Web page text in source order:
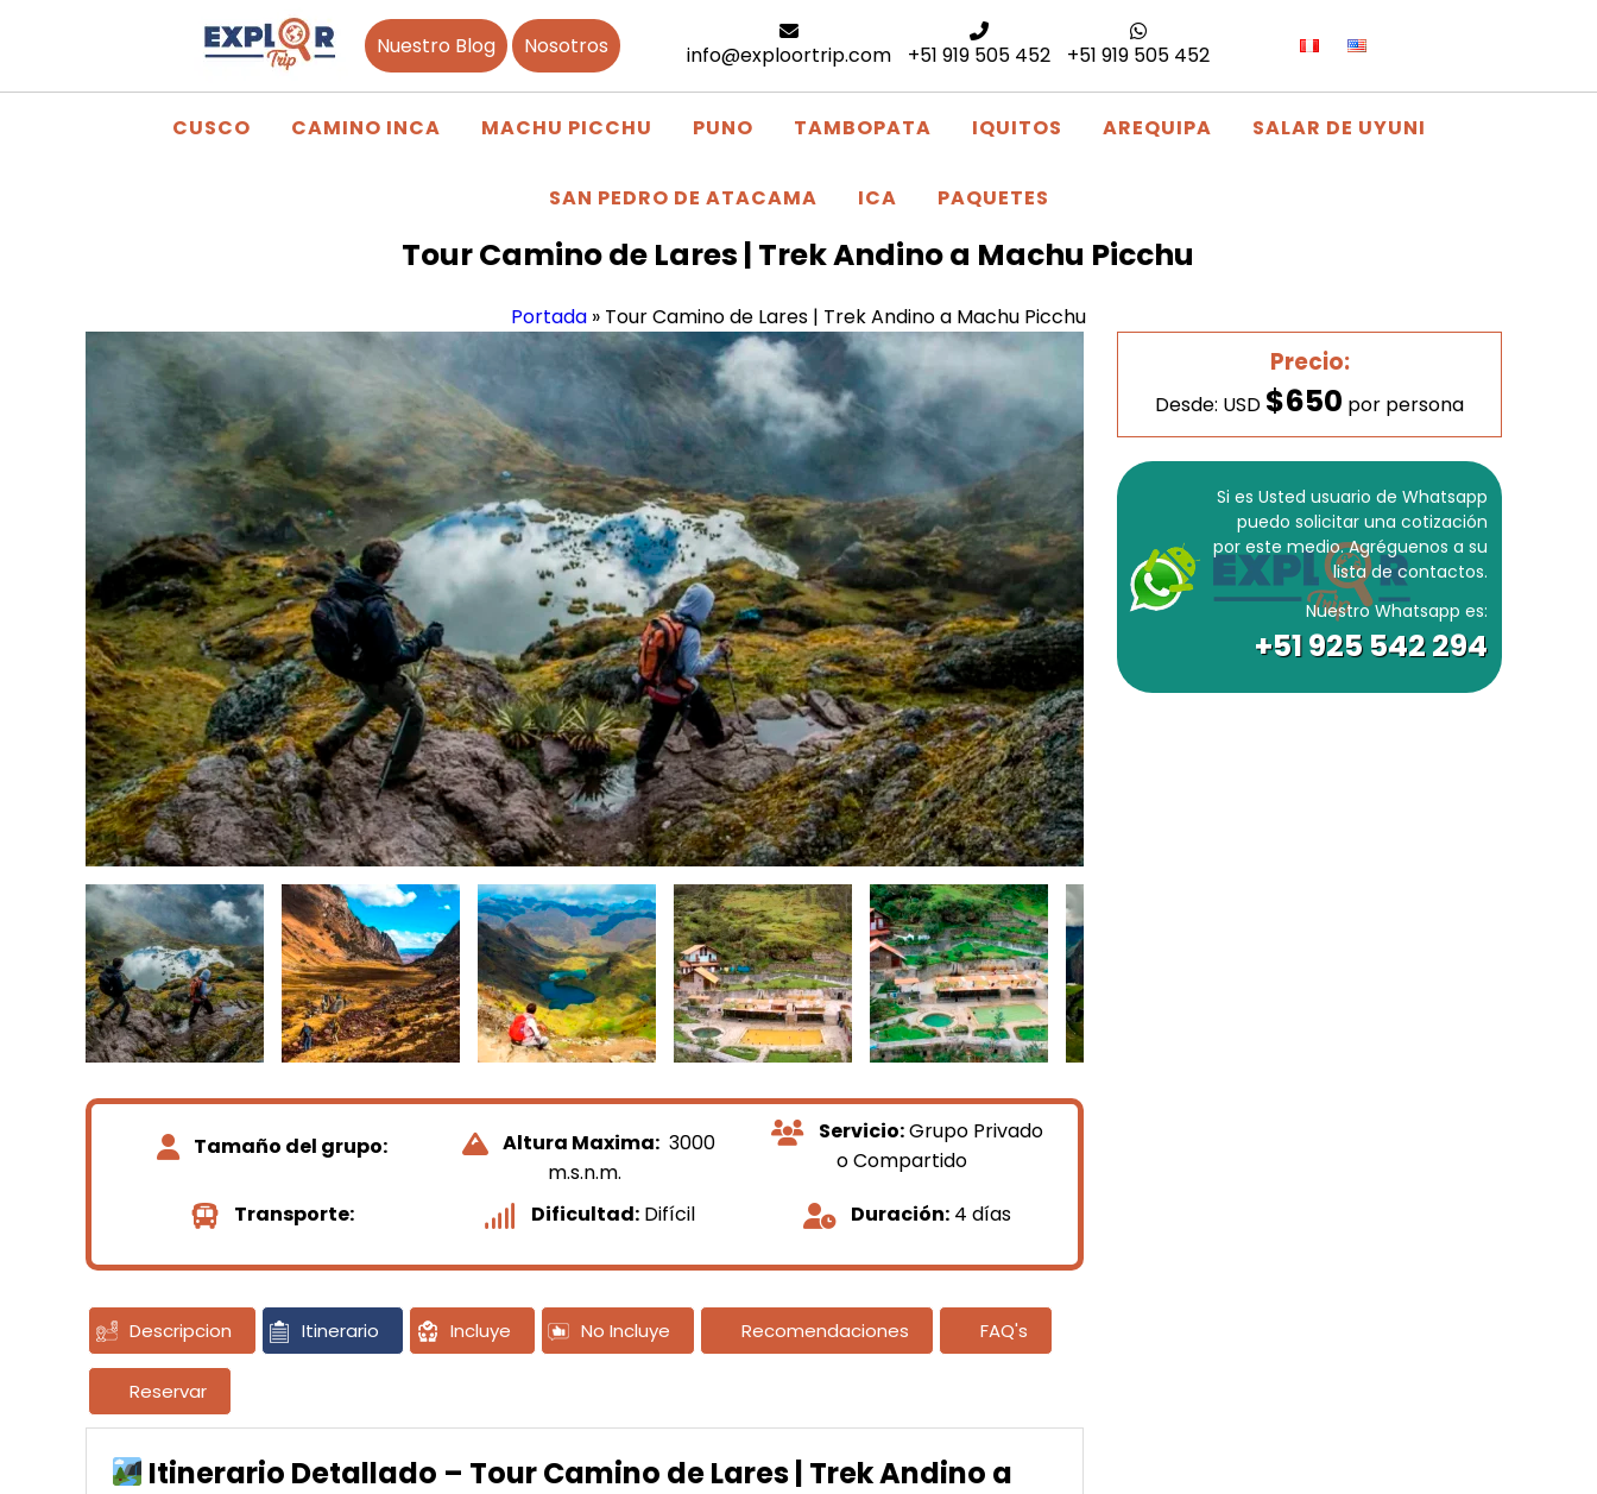
Nuestro Blog Nosotros info@exploortrip.com +51 919 505 452 +51 919 505 452
CUSCO CAMINO INCA MACHU PICCHU PUNO TAMBOPATA IQUITOS AREQUIPA SALAR DE UYUNI
SAN PEDRO DE ATACAMA ICA PAQUETES
Tour Camino de Lares | Trek Andino a Machu Picchu
Portada » Tour Camino de Lares | Trek Andino a Machu Picchu
Tamaño del grupo: Altura Maxima: 3000
m.s.n.m.
Servicio:Grupo Privado
o Compartido
Transporte:
Dificultad:Difícil Duración:4 días
Descripcion Itinerario Incluye No Incluye Recomendaciones FAQ's
Reservar
Itinerario Detallado – Tour Camino de Lares | Trek Andino a
Precio:
Desde: USD $650 por persona
Si es Usted usuario de Whatsapp
puedo solicitar una cotización
por este medio. Agréguenos a su
lista de contactos.
Nuestro Whatsapp es:
+51 925 542 294